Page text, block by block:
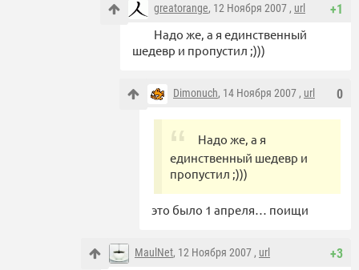
+1
greatorange, 12 Ноября 2007 , url
Надо же, а я единственный
шедевр и пропустил ;)))
0
Dimonuch, 14 Ноября 2007 , url
Надо же, а я
единственный шедевр и
пропустил ;)))
это было 1 апреля… поищи
+3
MaulNet, 12 Ноября 2007 , url